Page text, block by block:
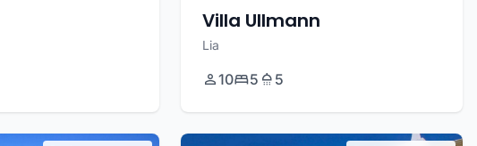
Villa Ullmann
Lia
10 5 5